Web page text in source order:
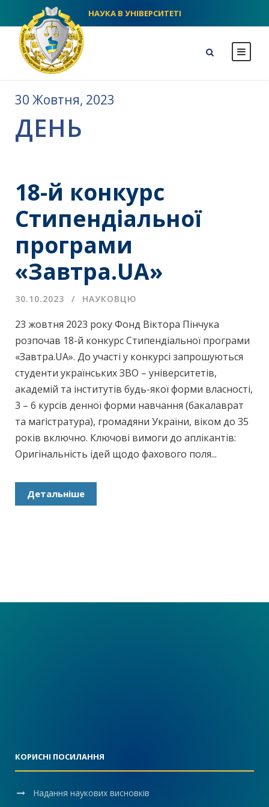
НАУКА В УНІВЕРСИТЕТІ
30 Жовтня, 2023
ДЕНЬ
18-й конкурс
Стипендіальної
програми
«Завтра.UA»
30.10.2023 НАУКОВЦЮ
23 жовтня 2023 року Фонд Віктора Пінчука
розпочав 18-й конкурс Стипендіальної програми
«Завтра.UA». До участі у конкурсі запрошуються
студенти українських ЗВО – університетів,
академій та інститутів будь-якої форми власності,
3 – 6 курсів денної форми навчання (бакалаврат
та магістратура), громадяни України, віком до 35
років включно. Ключові вимоги до аплікантів:
Оригінальність ідей щодо фахового поля...
Детальніше
КОРИСНІ ПОСИЛАННЯ
Надання наукових висновків